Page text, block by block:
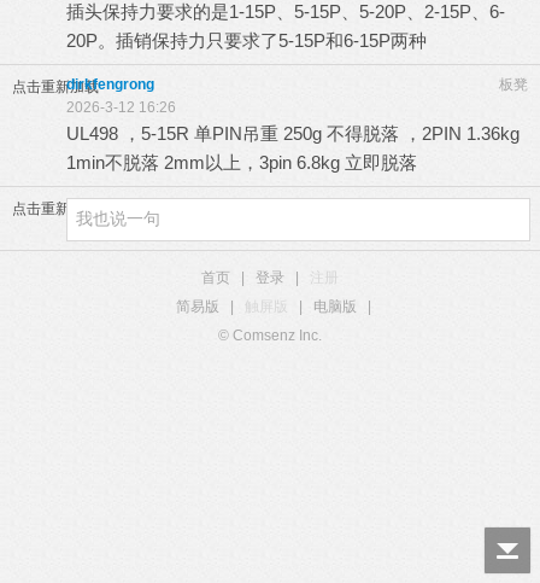
插头保持力要求的是1-15P、5-15P、5-20P、2-15P、6-
20P。插销保持力只要求了5-15P和6-15P两种
点击重新加载 板凳
dirkfengrong
2026-3-12 16:26
UL498 ，5-15R 单PIN吊重 250g 不得脱落 ，2PIN 1.36kg
1min不脱落 2mm以上，3pin 6.8kg 立即脱落
点击重新加载
首页 登录
注册
简易版
触屏版 电脑版
© Comsenz Inc.